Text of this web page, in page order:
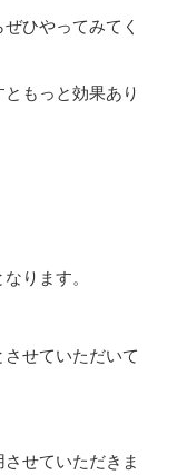
ひやってみてく
もっと効果あり
ります。
せていただいて
せていただきま